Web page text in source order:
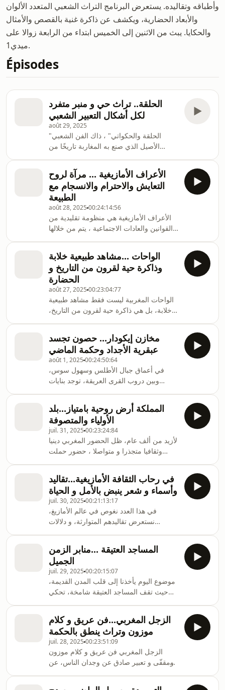
وأطباقه وتقاليده. يستعرض البرنامج التراث الشعبي المتعدد الألوان
والأبعاد الحضارية، ويكشف عن ذاكرة غنية بالقصص والأمثال
والحكايا. يبث من الاثنين إلى الخميس ابتداء من الرابعة زوالا على
ميدي1.
Épisodes
الحلقة.. تراث حي و منبر متفرد
لكل أشكال التعبير الشعبي
août 29, 2025
"الحلقة والحكواتي" ، ذاك الفن الشعبي
الأصيل الذي صنع به المغاربة تاريخًا من
والبطولات، والأساطير، جيلًا بعد جيل ، نحييه
اليوم و نتحدث عن أشكاله و رمزيته و معانيه
الأعراف الأمازيغية ... مرآة لروح
التعايش والاحترام والانسجام مع
الطبيعة
août 28, 2025 00:24:14:56
الأعراف الأمازيغية هي منظومة تقليدية من
القوانين والعادات الاجتماعية ، يتم من خلالها
الجماعية وتُطبَّق بصرامة في مختلف مناحي
الحياة ، من حل النزاعات، إلى تنظيم الأرض
والمياه، وحتى العلاقات الأسرية ، أبرز ملامح
الأعراف الأمازيغية و كيف تتم صياغتها و
توثيقها ، مع الأستاذ عبد الله بوشتارط باحث
في الثقافة الأمازيغي
الواحات ...مشاهد طبيعية خلابة
وذاكرة حية لقرون من التاريخ و
الحضارة
août 27, 2025 00:23:04:77
الواحات المغربية ليست فقط مشاهد طبيعية
خلابة، بل هي ذاكرة حية لقرون من التاريخ،
أناسٍ عاشوا في انسجام مع الطبيعة، وجعلوا
من قساوة المناخ لوحة من الجمال والتراث ،
الواحات بالمغرب، جوهرة من جواهر الصحراء
ومهد التاريخ والثقافة، يحدثنا عنها اليوم الأستاذ
محمد الهلالي باحث في التاريخ و الحضارة و
فاعل مدني باقليم طاطا.
مخازن إيكودار... حصون تجسد
عبقرية الأجداد وحكمة الماضي
août 1, 2025 00:24:50:64
في أعماق جبال الأطلس وسهول سوس،
وبين دروب القرى العريقة، توجد بنايات
تحكي قصة تعاون وتضامن بين أبناء المنطقة
، مخازن "إيكودار"، أو كما يسميها البعض
"الحصون الجماعية" ، جزء ثمين من تراثنا
المغربي العريق نتعرف عليه مع الأستاذ محمد
الهلالي باحث في التراث المادي بالجنوب
المغربي و مدير مشاريع جمعية أصدقاء
المدارس.
المملكة أرض روحية بامتياز...بلد
الأولياء والمتصوفة
juil. 31, 2025 00:23:24:84
لأزيد من ألف عام، ظل الحضور المغربي دينيا
وثقافيا متجذرا و متواصلا ، حضور حملت
لحفظ الأمن الروحي وترسيخ مبدإ التعايش
الاجتماعي والأخلاقي ، الزوايا و المواسم
بالمغرب و مكانتها بالمغرب يتحدث عنها
في رحاب الثقافة الأمازيغية...تقاليد
وأسماء و شعر ينبض بالأمل و الحياة
juil. 30, 2025 00:21:13:17
في هذا العدد نغوص في عالم الأمازيغ،
نستعرض تقاليدهم المتوارثة، و دلالات
الهلالي مهتمة بالشأن الثقافي .
المساجد العتيقة ...منابر الزمن
الجميل
juil. 29, 2025 00:20:15:07
موضوع اليوم يأخذنا إلى قلب المدن القديمة،
حيث تقف المساجد العتيقة شامخة، تحكي
الذي يُعتبر أقدم جامعة في العالم، إلى جامع
الكتبية بمراكش، الذي يعد رمزًا للعمارة
الموحدية، تُجسد المساجد العتيقة بالمغرب
مزيجًا رائعًا بين الدين، الفن، والهندسة
الإسلامية ، و هذا المزيج يحدثنا عنه الزميل
محمد الغول المهتم بالشأن الثقافي.
الزجل المغربي...فن عريق و كلام
موزون وتراث ينطق بالحكمة
juil. 28, 2025 00:23:51:09
الزجل المغربي فن عريق و كلام موزون
ومقفّى و تعبير صادق عن وجدان الناس، عن